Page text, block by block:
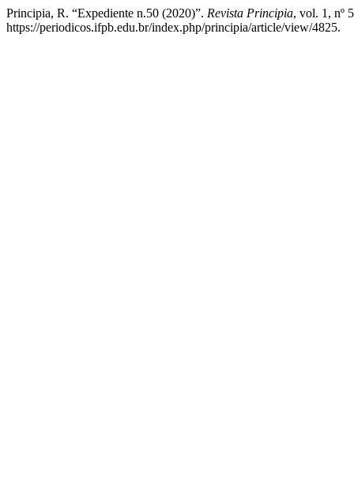
Principia, R. “Expediente n.50 (2020)”. Revista Principia, vol. 1, nº
https://periodicos.ifpb.edu.br/index.php/principia/article/view/4825.